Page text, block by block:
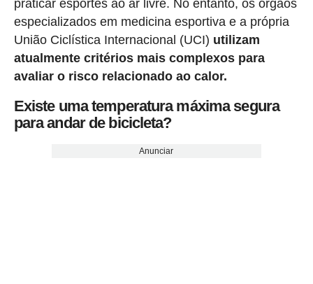
praticar esportes ao ar livre. No entanto, os órgãos
especializados em medicina esportiva e a própria
União Ciclística Internacional (UCI) utilizam
atualmente critérios mais complexos para
avaliar o risco relacionado ao calor.
Existe uma temperatura máxima segura
para andar de bicicleta?
Anunciar